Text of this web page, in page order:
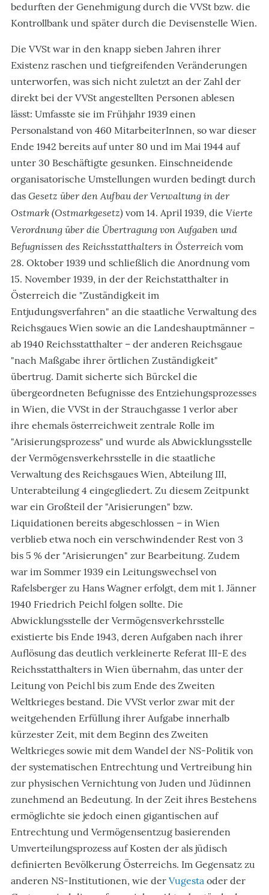
bedurften der Genehmigung durch die VVSt bzw. die
Kontrollbank und später durch die Devisenstelle Wien.
Die VVSt war in den knapp sieben Jahren ihrer
Existenz raschen und tiefgreifenden Veränderungen
unterworfen, was sich nicht zuletzt an der Zahl der
direkt bei der VVSt angestellten Personen ablesen
lässt: Umfasste sie im Frühjahr 1939 einen
Personalstand von 460 MitarbeiterInnen, so war dieser
Ende 1942 bereits auf unter 80 und im Mai 1944 auf
unter 30 Beschäftigte gesunken. Einschneidende
organisatorische Umstellungen wurden bedingt durch
das Gesetz über den Aufbau der Verwaltung in der
Ostmark (Ostmarkgesetz) vom 14. April 1939, die Vierte
Verordnung über die Übertragung von Aufgaben und
Befugnissen des Reichsstatthalters in Österreich vom
28. Oktober 1939 und schließlich die Anordnung vom
15. November 1939, in der der Reichstatthalter in
Österreich die "Zuständigkeit im
Entjudungsverfahren" an die staatliche Verwaltung des
Reichsgaues Wien sowie an die Landeshauptmänner –
ab 1940 Reichsstatthalter – der anderen Reichsgaue
"nach Maßgabe ihrer örtlichen Zuständigkeit"
übertrug. Damit sicherte sich Bürckel die
übergeordneten Befugnisse des Entziehungsprozesses
in Wien, die VVSt in der Strauchgasse 1 verlor aber
ihre ehemals österreichweit zentrale Rolle im
"Arisierungsprozess" und wurde als Abwicklungsstelle
der Vermögensverkehrsstelle in die staatliche
Verwaltung des Reichsgaues Wien, Abteilung III,
Unterabteilung 4 eingegliedert. Zu diesem Zeitpunkt
war ein Großteil der "Arisierungen" bzw.
Liquidationen bereits abgeschlossen – in Wien
verblieb etwa noch ein verschwindender Rest von 3
bis 5 % der "Arisierungen" zur Bearbeitung. Zudem
war im Sommer 1939 ein Leitungswechsel von
Rafelsberger zu Hans Wagner erfolgt, dem mit 1. Jänner
1940 Friedrich Peichl folgen sollte. Die
Abwicklungsstelle der Vermögensverkehrsstelle
existierte bis Ende 1943, deren Aufgaben nach ihrer
Auflösung das deutlich verkleinerte Referat III-E des
Reichsstatthalters in Wien übernahm, das unter der
Leitung von Peichl bis zum Ende des Zweiten
Weltkrieges bestand. Die VVSt verlor zwar mit der
weitgehenden Erfüllung ihrer Aufgabe innerhalb
kürzester Zeit, mit dem Beginn des Zweiten
Weltkrieges sowie mit dem Wandel der NS-Politik von
der systematischen Entrechtung und Vertreibung hin
zur physischen Vernichtung von Juden und Jüdinnen
zunehmend an Bedeutung. In der Zeit ihres Bestehens
ermöglichte sie jedoch einen gigantischen auf
Entrechtung und Vermögensentzug basierenden
Umverteilungsprozess auf Kosten der als jüdisch
definierten Bevölkerung Österreichs. Im Gegensatz zu
anderen NS-Institutionen, wie der Vugesta oder der